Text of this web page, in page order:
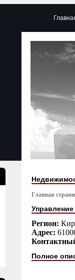
Главная
Регион:
Адрес:
Полное